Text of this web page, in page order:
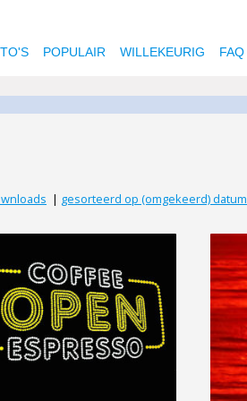
POPULAIR WILLEKEURIG FAQ
| gesorteerd op (omgekeerd) datum